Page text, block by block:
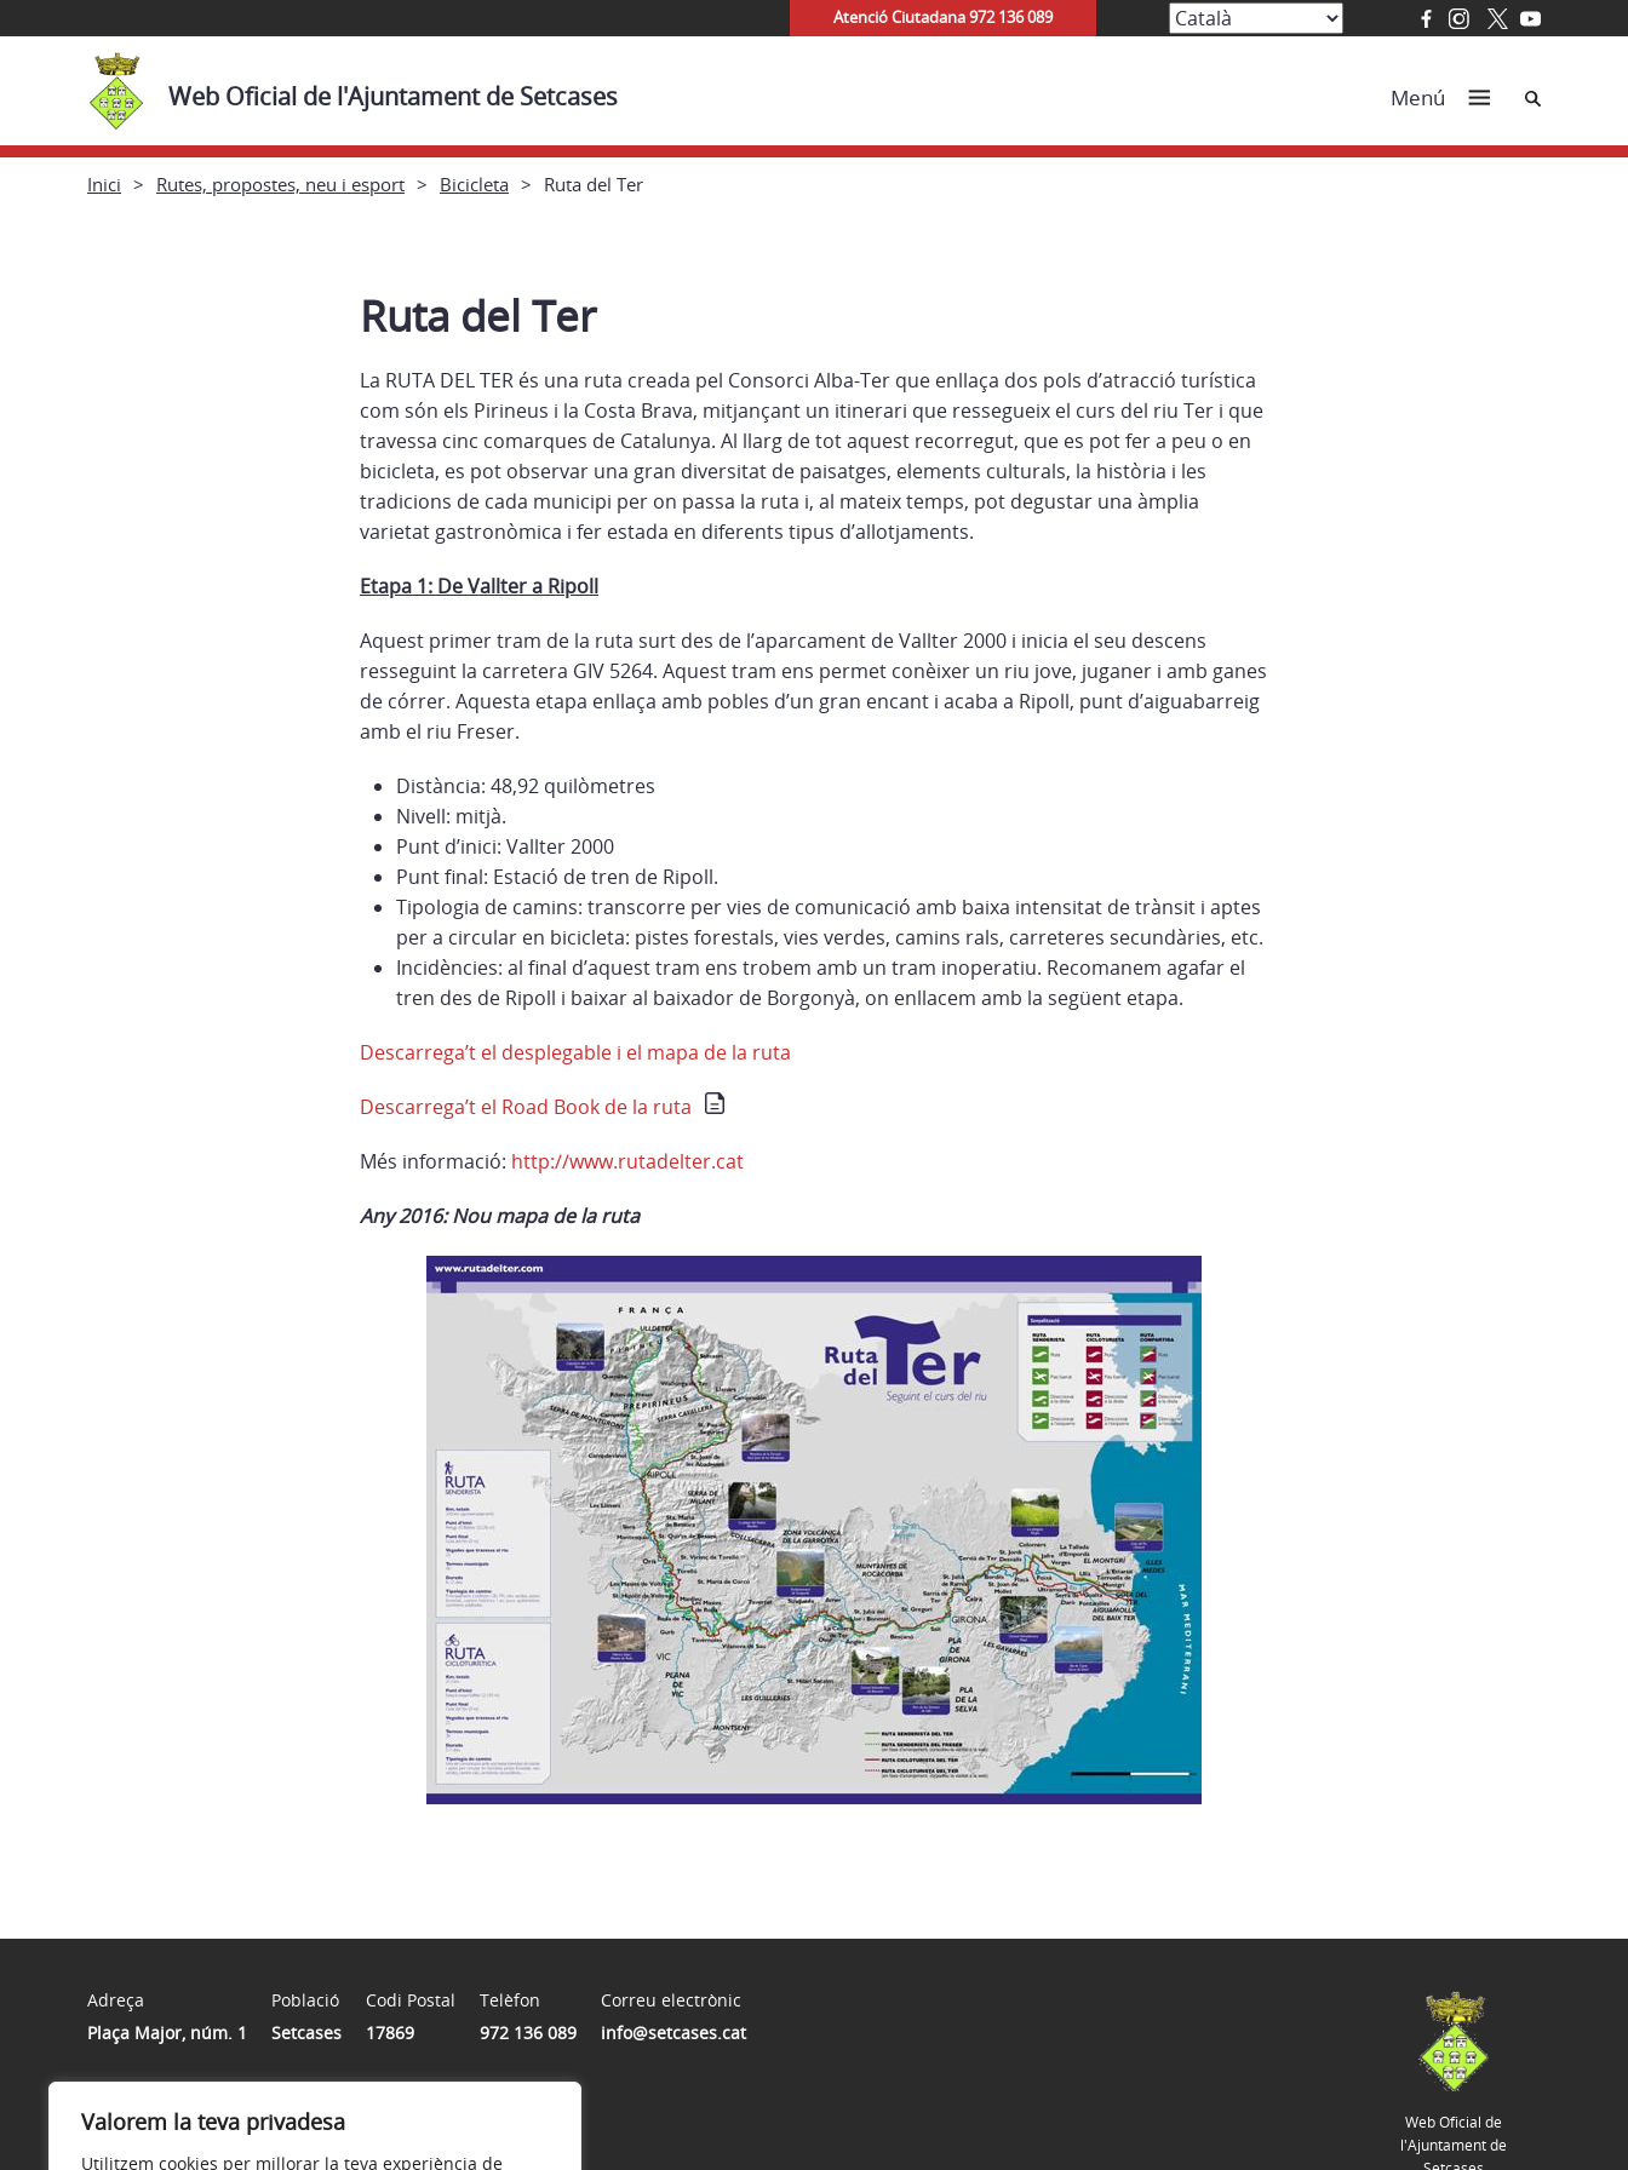
Valorem la teva privadesa
Utilitzem cookies per millorar la teva experiència de
Atenció Ciutadana 972 136 089
Web Oficial de l'Ajuntament de Setcases Menú Cerca
Inici Rutes, propostes, neu i esport Bicicleta Ruta del Ter
Ruta del Ter
La RUTA DEL TER és una ruta creada pel Consorci Alba-Ter que enllaça dos pols d’atracció turística
com són els Pirineus i la Costa Brava, mitjançant un itinerari que ressegueix el curs del riu Ter i que
travessa cinc comarques de Catalunya. Al llarg de tot aquest recorregut, que es pot fer a peu o en
bicicleta, es pot observar una gran diversitat de paisatges, elements culturals, la història i les
tradicions de cada municipi per on passa la ruta i, al mateix temps, pot degustar una àmplia
varietat gastronòmica i fer estada en diferents tipus d’allotjaments.
Etapa 1: De Vallter a Ripoll
Aquest primer tram de la ruta surt des de l’aparcament de Vallter 2000 i inicia el seu descens
resseguint la carretera GIV 5264. Aquest tram ens permet conèixer un riu jove, juganer i amb ganes
de córrer. Aquesta etapa enllaça amb pobles d’un gran encant i acaba a Ripoll, punt d’aiguabarreig
amb el riu Freser.
Distància: 48,92 quilòmetres
Nivell: mitjà.
Punt d’inici: Vallter 2000
Punt final: Estació de tren de Ripoll.
Tipologia de camins: transcorre per vies de comunicació amb baixa intensitat de trànsit i aptes
per a circular en bicicleta: pistes forestals, vies verdes, camins rals, carreteres secundàries, etc.
Incidències: al final d’aquest tram ens trobem amb un tram inoperatiu. Recomanem agafar el
tren des de Ripoll i baixar al baixador de Borgonyà, on enllacem amb la següent etapa.
Descarrega’t el desplegable i el mapa de la ruta
Descarrega’t el Road Book de la ruta
Més informació: http://www.rutadelter.cat
Any 2016: Nou mapa de la ruta
Adreça
Plaça Major, núm. 1
Població
Setcases
Codi Postal
17869
Telèfon
972 136 089
Correu electrònic
info@setcases.cat
Horari
Web Oficial de
l'Ajuntament de